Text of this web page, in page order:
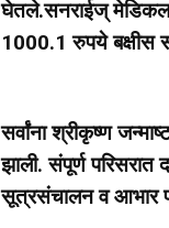
घेतले.सनराईज् मेडिकल
1000.1 रुपये बक्षीस
सर्वांना श्रीकृष्ण
झाली. संपूर्ण परिसरात
सूत्रसंचालन व आभार